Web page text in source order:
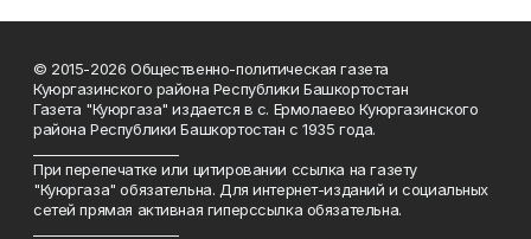
© 2015-2026 Общественно-политическая газета
Куюргазинского района Республики Башкортостан
Газета "Куюргаза" издается в с. Ермолаево Куюргазинского
района Республики Башкортостан с 1935 года.
При перепечатке или цитировании ссылка на газету
"Куюргаза" обязательна. Для интернет-изданий и социальных
сетей прямая активная гиперссылка обязательна.